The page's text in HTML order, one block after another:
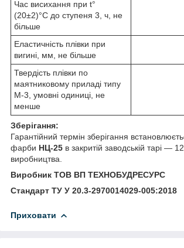
Час висихання при t°
(20±2)°С до ступеня 3, ч, не
більше
Еластичність плівки при
вигині, мм, не більше
Твердість плівки по
маятниковому приладі типу
М-3, умовні одиниці, не
менше
Зберігання:
Гарантійний термін зберігання
фарби НЦ-25 в закритій заводській тарі —
виробництва.
Виробник ТОВ ВП ТЕХНОБУДРЕСУРС
Стандарт ТУ У 20.3-2970014029-005:2018
Приховати